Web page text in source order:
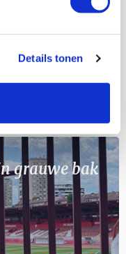
Details tonen
grauwe bak